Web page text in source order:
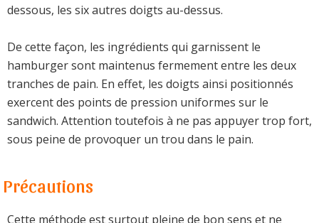
dessous, les six autres doigts au-dessus.
De cette façon, les ingrédients qui garnissent le
hamburger sont maintenus fermement entre les deux
tranches de pain. En effet, les doigts ainsi positionnés
exercent des points de pression uniformes sur le
sandwich. Attention toutefois à ne pas appuyer trop fort,
sous peine de provoquer un trou dans le pain.
Précautions
Cette méthode est surtout pleine de bon sens et ne